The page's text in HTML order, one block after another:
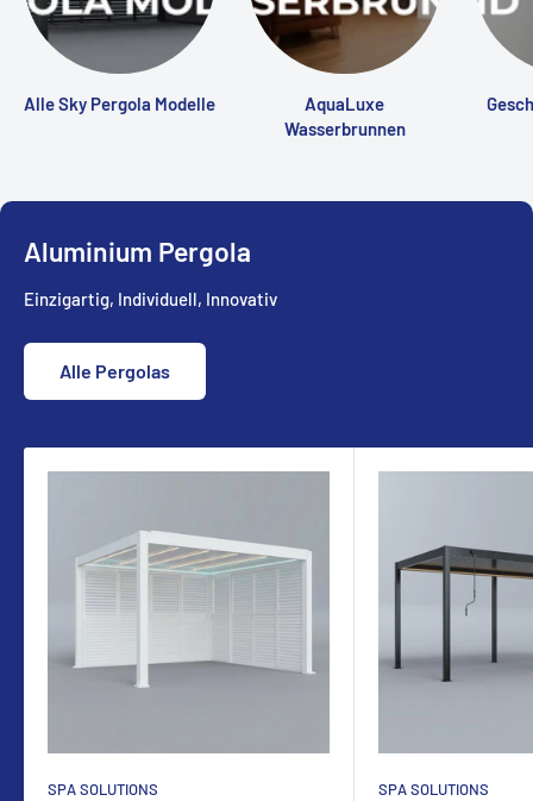
Alle Sky Pergola Modelle
AquaLuxe
Wasserbrunnen
Aluminium Pergola
Einzigartig, Individuell, Innovativ
Alle Pergolas
SPA SOLUTIONS SPA SOLUTIONS